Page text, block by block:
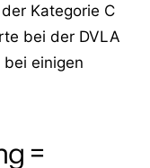
Kategorie C
bei der DVLA
einigen
=